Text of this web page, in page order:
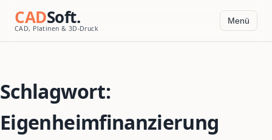
CADSoft.
CAD, Platinen & 3D-Druck
Menü
Schlagwort:
Eigenheimfinanzierung